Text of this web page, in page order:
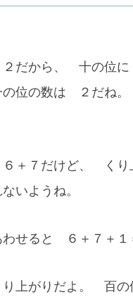
２だから、 十の位
位の数は ２だね。
＋７だけど、 くり
いようね。
せると ６＋７＋１
上がりだよ。 百